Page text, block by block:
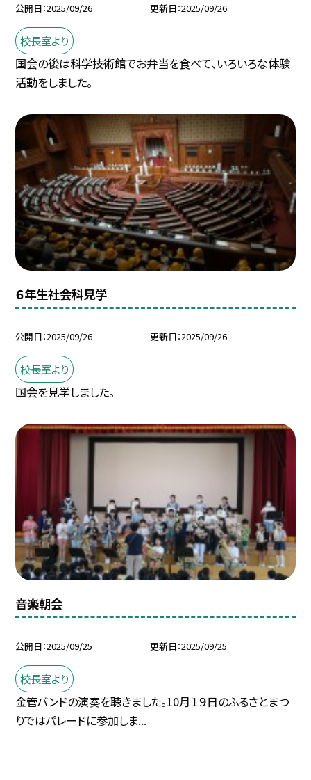
公開日 2025/09/26 更新日 2025/09/26
校長室より
国会の後は科学技術館でお弁当を食べて、いろいろな体験
活動をしました。
６年生社会科見学
公開日 2025/09/26 更新日 2025/09/26
校長室より
国会を見学しました。
音楽朝会
公開日 2025/09/25 更新日 2025/09/25
校長室より
金管バンドの演奏を聴きました。10月１９日のふるさとまつ
りではパレードに参加しま...